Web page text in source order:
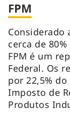
FPM
cerca de
FPM é um
Federal. Os
por 22,5%
Imposto de
Produtos